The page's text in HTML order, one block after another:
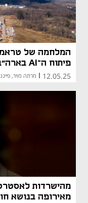
המלחמה של
פיתוח ה־AI בארה"ב
12.05.25 מרתה מויר,
מהישרדות
מאירופה בנושא